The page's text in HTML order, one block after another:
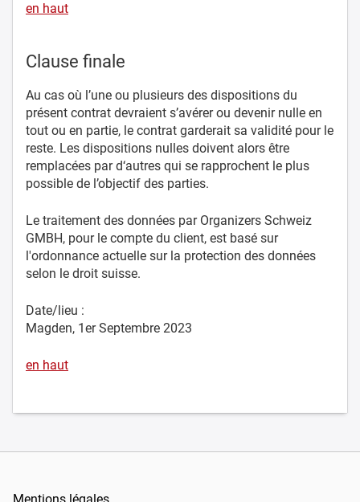
en haut
Clause finale
Au cas où l’une ou plusieurs des dispositions du
présent contrat devraient s’avérer ou devenir nulle en
tout ou en partie, le contrat garderait sa validité pour le
reste. Les dispositions nulles doivent alors être
remplacées par d‘autres qui se rapprochent le plus
possible de l’objectif des parties.
Le traitement des données par Organizers Schweiz
GMBH, pour le compte du client, est basé sur
l'ordonnance actuelle sur la protection des données
selon le droit suisse.
Date/lieu :
Magden, 1er Septembre 2023
en haut